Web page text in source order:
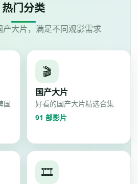
热门分类
大片，满足不同观影需求
国
🎬
国产大片
好看的国产大片精选合集
91 部影片
🎞️